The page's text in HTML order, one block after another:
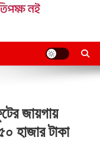
জায়গায়
হাজার টাকা